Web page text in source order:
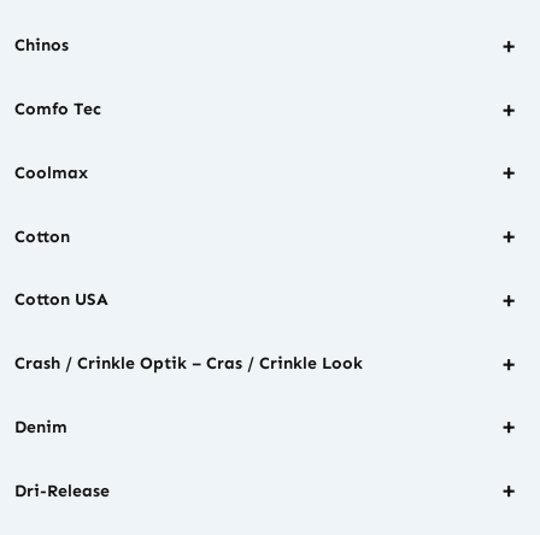
Chinos +
Comfo Tec +
Coolmax +
Cotton +
Cotton USA +
Crash / Crinkle Optik – Cras / Crinkle Look +
Denim +
Dri-Release +